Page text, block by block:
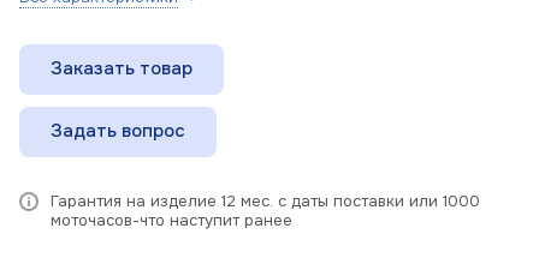
Заказать товар
Задать вопрос
Гарантия на изделие 12 мес. с даты поставки или 1000
моточасов-что наступит ранее